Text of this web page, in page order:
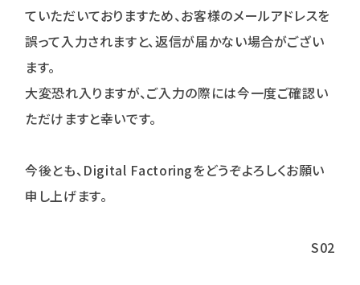
ていただいておりますため、お客様のメールアドレスを
誤って入力されますと、返信が届かない場合がござい
ます。
大変恐れ入りますが、ご入力の際には今一度ご確認い
ただけますと幸いです。
今後とも、Digital Factoringをどうぞよろしくお願い
申し上げます。
S02